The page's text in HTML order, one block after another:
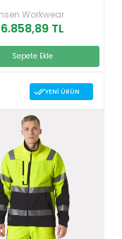
Workwear
6.858,89 TL
Sepete Ekle
YENI ÜRÜN